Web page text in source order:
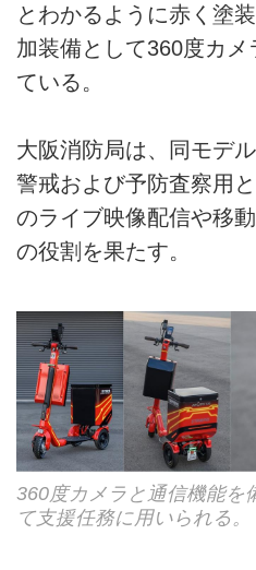
とわかるように赤く塗
加装備として360度カ
ている。
大阪消防局は、同モデ
警戒および予防査察用
のライブ映像配信や移
の役割を果たす。
360度カメラと通信機能を
て支援任務に用いられる。